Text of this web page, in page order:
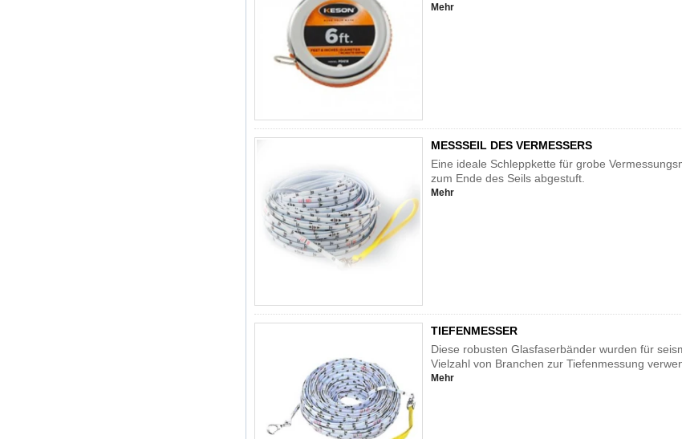
Mehr
MESSSEIL DES VERMESSERS
Eine ideale Schleppkette für grobe
zum Ende des Seils abgestuft.
Mehr
TIEFENMESSER
Diese robusten Glasfaserbänder wurden für
Vielzahl von Branchen zur Tiefenmessung
Mehr